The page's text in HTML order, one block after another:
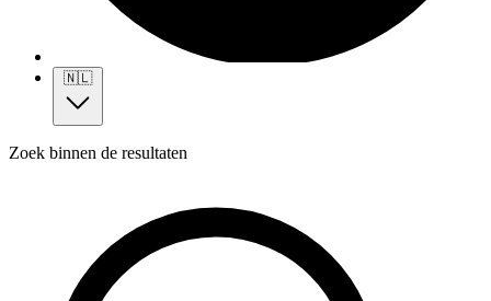
🇳🇱
Zoek binnen de resultaten